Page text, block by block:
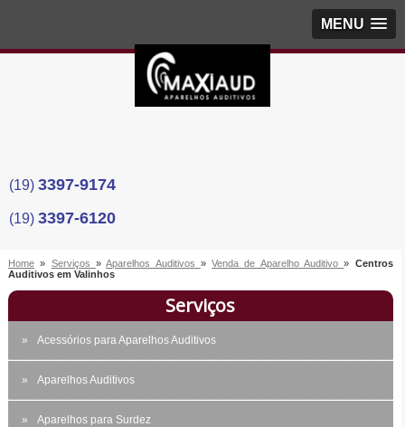
MENU
(19) 3397-9174
(19) 3397-6120
Home » Serviços »Aparelhos Auditivos »Venda de Aparelho Auditivo» Centros
Auditivos em Valinhos
Serviços
Acessórios para Aparelhos Auditivos
Aparelhos Auditivos
Aparelhos para Surdez